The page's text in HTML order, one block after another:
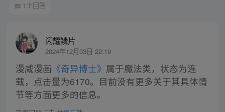
1个回答
闪耀鳞片
2024年12月03日 22:19
漫威漫画 《奇异博士》 属于魔法类，状态为连
载，点击量为6170。目前没有更多关于其具体情
节等方面更多的信息。